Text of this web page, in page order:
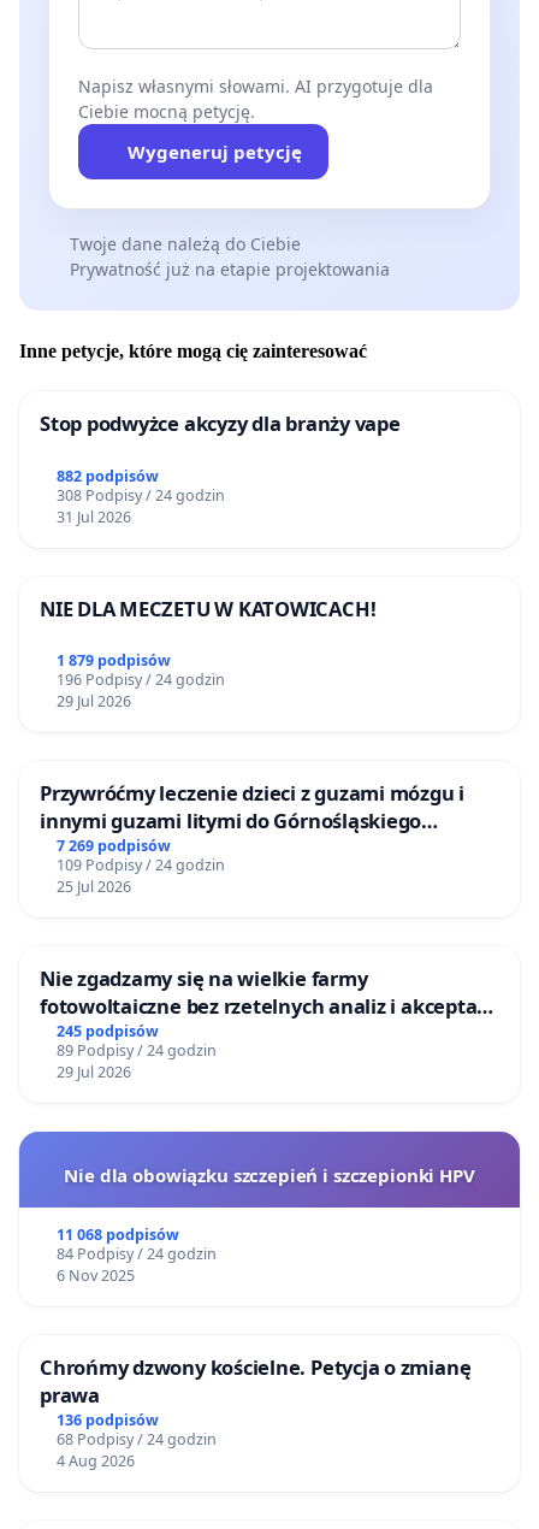
Napisz własnymi słowami. AI przygotuje dla
Ciebie mocną petycję.
Wygeneruj petycję
Twoje dane należą do Ciebie
Prywatność już na etapie projektowania
Inne petycje, które mogą cię zainteresować
Stop podwyżce akcyzy dla branży vape
882 podpisów
308 Podpisy / 24 godzin
31 Jul 2026
NIE DLA MECZETU W KATOWICACH!
1 879 podpisów
196 Podpisy / 24 godzin
29 Jul 2026
Przywróćmy leczenie dzieci z guzami mózgu i
innymi guzami litymi do Górnośląskiego
Centrum Zdrowia Dziecka w Katowicach
7 269 podpisów
109 Podpisy / 24 godzin
25 Jul 2026
Nie zgadzamy się na wielkie farmy
fotowoltaiczne bez rzetelnych analiz i akceptacji
mieszkańców
245 podpisów
89 Podpisy / 24 godzin
29 Jul 2026
Nie dla obowiązku szczepień i szczepionki HPV
11 068 podpisów
84 Podpisy / 24 godzin
6 Nov 2025
Chrońmy dzwony kościelne. Petycja o zmianę
prawa
136 podpisów
68 Podpisy / 24 godzin
4 Aug 2026